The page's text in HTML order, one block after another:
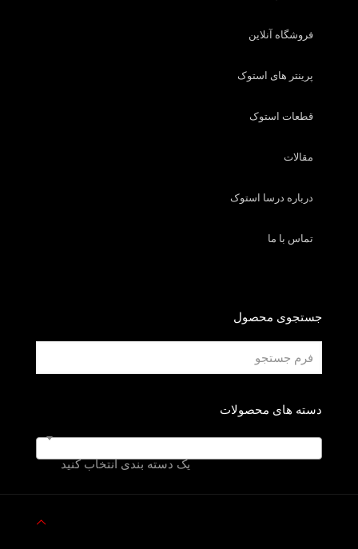
فروشگاه آنلاین
پرینتر های استوک
قطعات استوک
مقالات
درباره درسا استوک
تماس با ما
جستجوی محصول
دسته های محصولات
یک دسته بندی انتخاب کنید